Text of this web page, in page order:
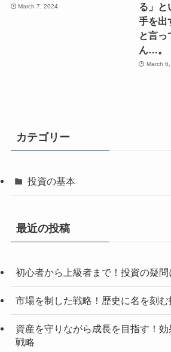
March 7, 2024
る」と
手を出
と言っ
ん…。
March
カテゴリー
投資の基本
最近の投稿
初心者から上級者まで！投資の疑
市場を制した戦略！歴史に名を刻む
資産を守りながら成長を目指す！
戦略